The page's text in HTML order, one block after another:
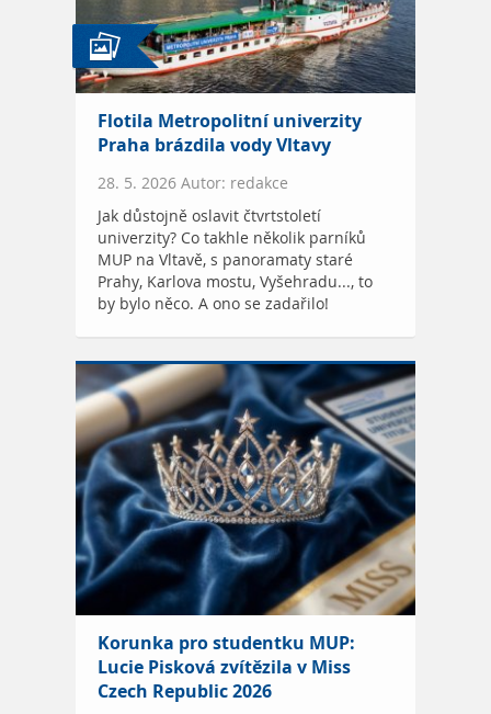
Flotila Metropolitní univerzity
Praha brázdila vody Vltavy
28. 5. 2026 Autor: redakce
Jak důstojně oslavit čtvrtstoletí
univerzity? Co takhle několik parníků
MUP na Vltavě, s panoramaty staré
Prahy, Karlova mostu, Vyšehradu..., to
by bylo něco. A ono se zadařilo!
Korunka pro studentku MUP:
Lucie Pisková zvítězila v Miss
Czech Republic 2026